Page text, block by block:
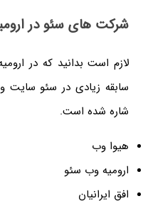
شرکت های سئو در
لازم است بدانید که در
سابقه زیادی در سئو سایت
شاره شده است.
هیوا وب
ارومیه وب سئو
افق ایرانیان